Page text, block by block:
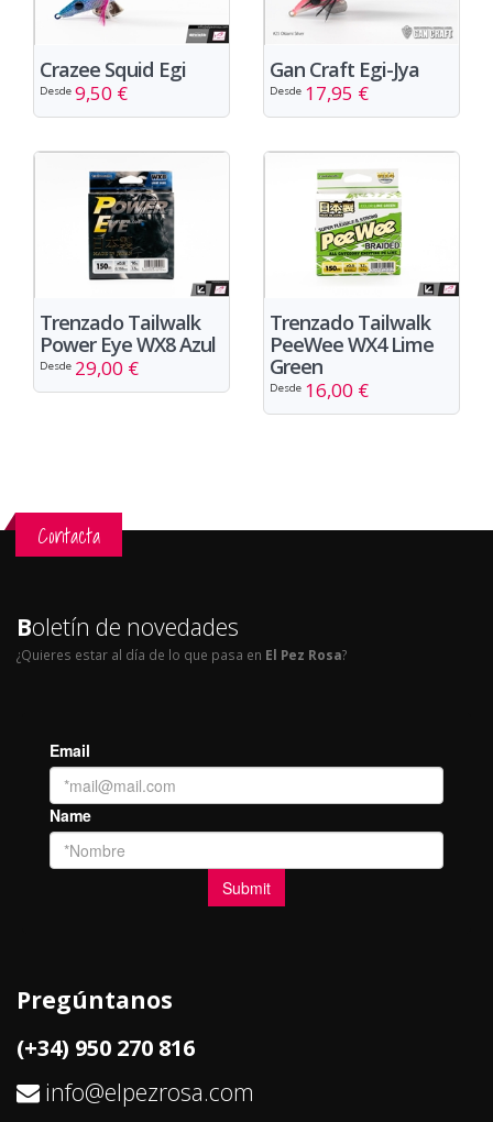
Crazee Squid Egi
Desde 9,50 €
Gan Craft Egi-Jya
Desde 17,95 €
Trenzado Tailwalk
Power Eye WX8 Azul
Desde 29,00 €
Trenzado Tailwalk
PeeWee WX4 Lime
Green
Desde 16,00 €
Contacta
Boletín de novedades
¿Quieres estar al día de lo que pasa en El Pez Rosa?
Pregúntanos
(+34) 950 270 816
info@elpezrosa.com